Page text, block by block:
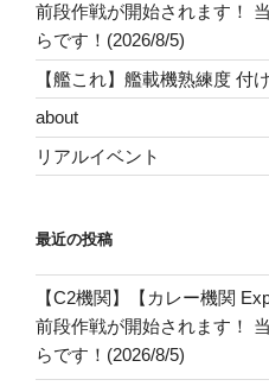
前段作戦が開始されます！
らです！(2026/8/5)
【艦これ】艦載機熟練度 付
about
リアルイベント
最近の投稿
【C2機関】【カレー機関
前段作戦が開始されます！
らです！(2026/8/5)